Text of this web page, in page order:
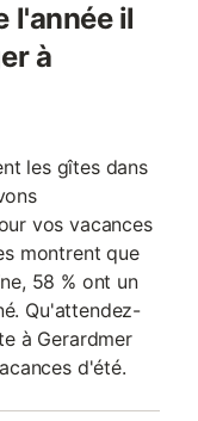
l'année il
à
les gîtes dans
vos vacances
montrent que
58 % ont un
Qu'attendez-
à Gerardmer
d'été.